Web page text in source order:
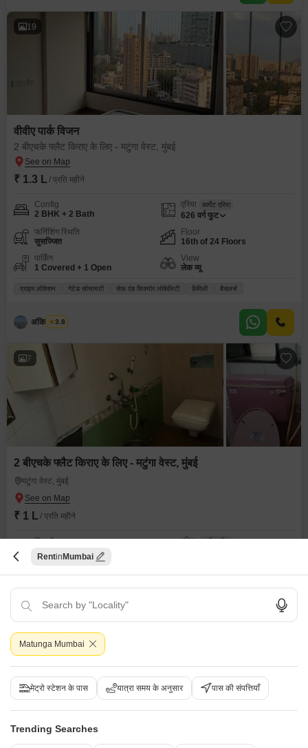
19
वीवीए पार्क विजन
2 बीएचके फ्लैट किराए के लिए - मटुंगा वेस्ट, मुंबई
₹ 1.3 L / प्रति महीने
Config
2 BHK + 2 Bath
एरिया कार्पेट एरिया
626 वर्ग फुट
फर्निशिंग स्थिति
सुसज्जित
Floor
16th of 24 Floors
पार्किंग
1 Covered + 1 Open
View
लेक व्यू
प्राइम लोकेशन गेटेड सोसायटी सेफ़ एंड सिक्योर लोकैलिटी फ़ैमिली बैचलर्स
अंकित कुमार
3.8
7
2 बीएचके फ्लैट किराए के लिए - मटुंगा वेस्ट, मुंबई
मटुंगा वेस्ट, मुंबई
₹ 1 L / प्रति महीने
Config
एरिया कार्पेट एरिया
एक्स्ट्रा रूम
सुसज्जित
3rd of 4 Floors
2
Rent Mumbai
Matunga Mumbai
मेट्रो स्टेशन के पास यात्रा समय के अनुसार पास की संपत्तियाँ
Trending Searches